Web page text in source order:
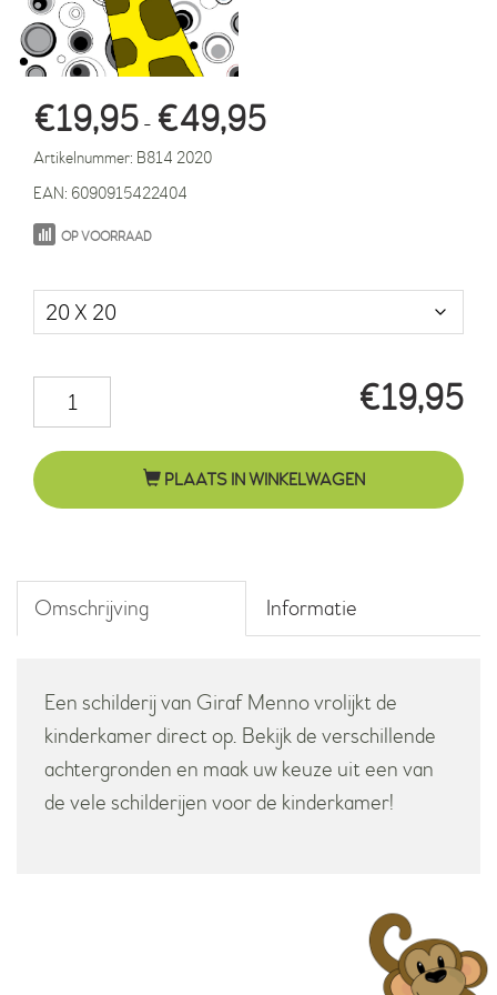
€19,95 - €49,95
Artikelnummer: B814 2020
EAN: 6090915422404
OP VOORRAAD
€19,95
Menno
cirkels
zwart PLAATS IN WINKELWAGEN
Omschrijving Informatie
Een schilderij van Giraf Menno vrolijkt de
kinderkamer direct op. Bekijk de verschillende
achtergronden en maak uw keuze uit een van
de vele schilderijen voor de kinderkamer!